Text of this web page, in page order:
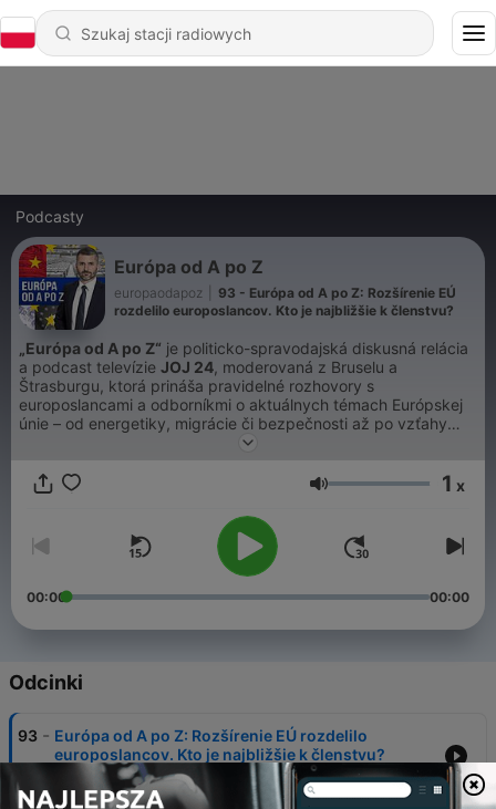
Podcasty
Európa od A po Z
europaodapoz
93 - Európa od A po Z: Rozšírenie EÚ
rozdelilo europoslancov. Kto je najbližšie k členstvu?
„Európa od A po Z“ je politicko-spravodajská diskusná relácia
a podcast televízie JOJ 24 , moderovaná z Bruselu a
Štrasburgu, ktorá prináša pravidelné rozhovory s
europoslancami a odborníkmi o aktuálnych témach Európskej
únie – od energetiky, migrácie či bezpečnosti až po vzťahy
medzi štátmi EÚ a ich dopady na Slovensko. Relácia je
Głośność 1 x
00:00 00:00
Odcinki
93 - Európa od A po Z: Rozšírenie EÚ rozdelilo
europoslancov. Kto je najbližšie k členstvu?